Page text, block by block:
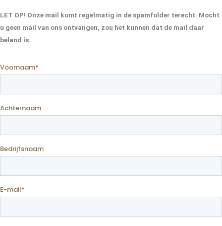
LET OP! Onze mail komt regelmatig in de spamfolder terecht. Mocht
u geen mail van ons ontvangen, zou het kunnen dat de mail daar
beland is.